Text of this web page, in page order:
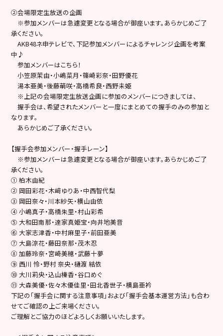
②会場限定生放送の企画
※参加メンバーは急遽変更となる場合が御座います。あらかじめご了
承ください。
AKB48ネ申テレビで、下記参加メンバーによるチャレンジ企画を考案
中♪
参加メンバーはこちら！
小笠原茉由・小嶋菜月・篠崎彩奈・田野優花
湯本亜美・後藤萌咲・高橋希良・西野未姫
※上記の会場限定生放送企画に参加のメンバーにつきましては、
握手会は、希望されたメンバーと一度にまとめての握手のみの参加と
なります。
あらかじめご了承ください。
【握手会参加メンバー・握手レーン】
※参加メンバーは急遽変更となる場合が御座います。あらかじめご了
承ください。
① 柏木由紀
② 岡田彩花・木﨑ゆりあ・中西智代梨
③ 岡田奈々・川本紗矢・横山由依
④ 小嶋真子・高橋朱里・村山彩希
⑤ 大和田南那・達家真姫宝・向井地美音
⑥ 大家志津香・中村麻里子・前田亜美
⑦ 大島涼花・藤田奈那・茂木忍
⑧ 加藤玲奈・宮崎美穂・武藤十夢
⑨ 西川 怜・野村 奈央・樋渡 結依
⑩ 大川莉央・込山榛香・谷口めぐ
⑪ 大森美優・佐々木優佳里・田北香世子・横島亜衿
下記の「握手会に関する注意事項」および「握手会基本運営方法」も合わ
せてご確認の上ご来場ください。
ご理解とご協力のほどよろしくお願いいたします。